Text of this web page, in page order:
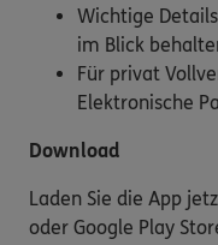
Wichtige
im Blick
Für privat
Elektronische
Download
Laden Sie die App
oder Google Play